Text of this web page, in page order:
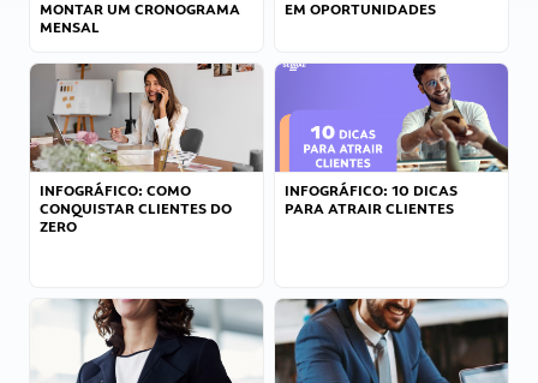
MONTAR UM CRONOGRAMA
MENSAL
EM OPORTUNIDADES
INFOGRÁFICO: COMO
CONQUISTAR CLIENTES DO
ZERO
INFOGRÁFICO: 10 DICAS
PARA ATRAIR CLIENTES